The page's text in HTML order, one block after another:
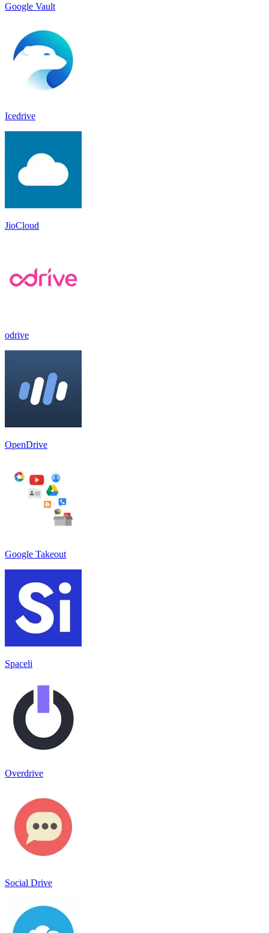
Google Vault
Icedrive
JioCloud
odrive
OpenDrive
Google Takeout
Spaceli
Overdrive
Social Drive